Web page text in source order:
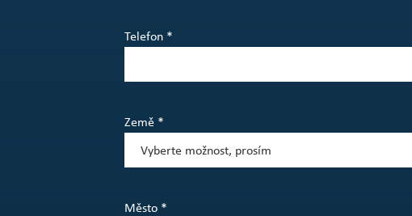
Telefon *
Země *
Město *